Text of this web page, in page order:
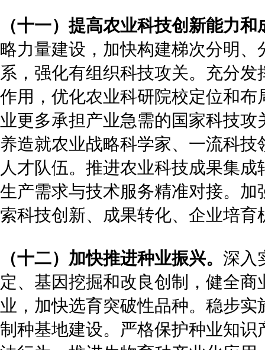
（十一）提高农业科技创新能力
略力量建设，加快构建梯次分明
系，强化有组织科技攻关。充分
作用，优化农业科研院校定位和
业更多承担产业急需的国家科技
养造就农业战略科学家、一流科
人才队伍。推进农业科技成果集
生产需求与技术服务精准对接。
索科技创新、成果转化、企业培育
（十二）加快推进种业振兴。 深入
定、基因挖掘和改良创制，健全
业，加快选育突破性品种。稳步
制种基地建设。严格保护种业知